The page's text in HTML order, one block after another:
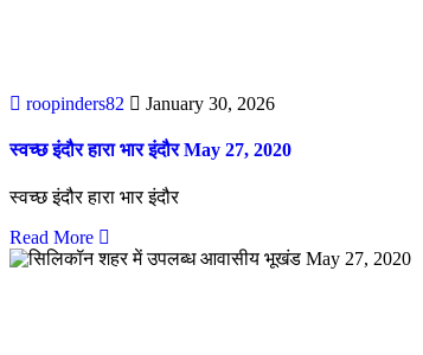
roopinders82 January 30, 2026
स्वच्छ इंदौर हारा भार इंदौर May 27, 2020
स्वच्छ इंदौर हारा भार इंदौर
Read More